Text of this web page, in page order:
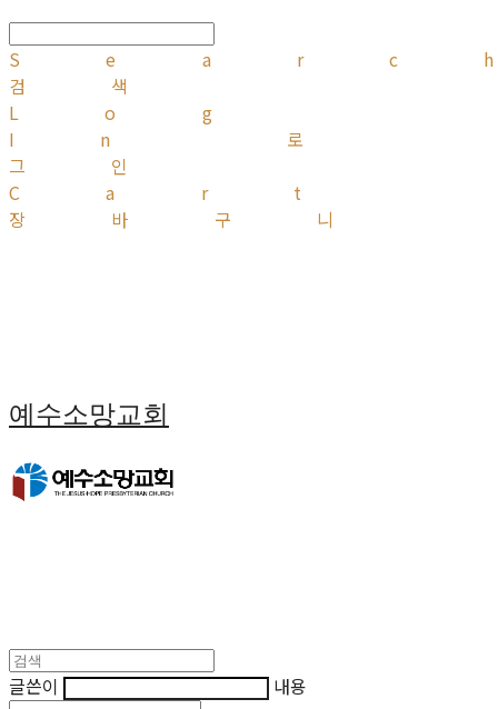
검색
Log
In
로
그인
Cart
장바구니
예수소망교회
글쓴이 내용